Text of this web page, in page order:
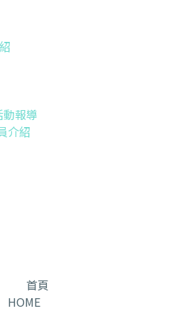
報導
介紹
首頁
HOME